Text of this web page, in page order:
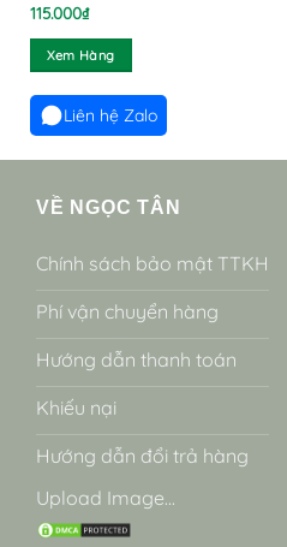
NGBCTU1
115.000₫
Xem Hàng
Liên hệ Zalo
VỀ NGỌC TÂN
Chính sách bảo mật TTKH
Phí vận chuyển hàng
Hướng dẫn thanh toán
Khiếu nại
Hướng dẫn đổi trả hàng
Upload Image...